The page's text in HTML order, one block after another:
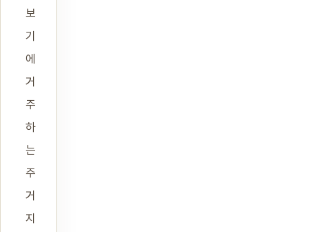
보
기
에
거
주
하
는
주
거
지